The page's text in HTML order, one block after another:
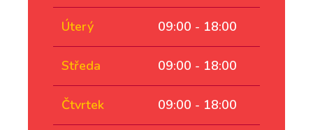
Úterý 09:00 - 18:00
Středa 09:00 - 18:00
Čtvrtek 09:00 - 18:00